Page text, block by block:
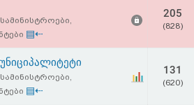
▤⇠
205
(828)
▤⇠
131
(620)